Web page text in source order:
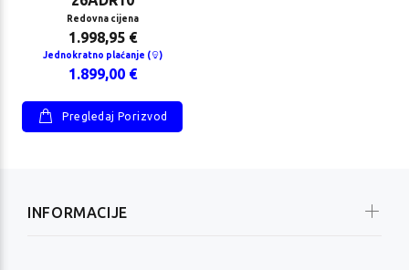
Redovna cijena
1.998,95 €
Jednokratno plaćanje ( )
1.899,00 €
Pregledaj Porizvod
INFORMACIJE